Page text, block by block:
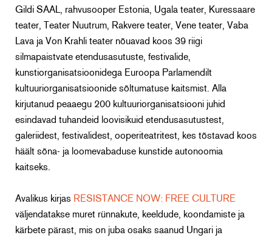
Gildi SAAL, rahvusooper Estonia, Ugala teater, Kuressaare
teater, Teater Nuutrum, Rakvere teater, Vene teater, Vaba
Lava ja Von Krahli teater nõuavad koos 39 riigi
silmapaistvate etendusasutuste, festivalide,
kunstiorganisatsioonidega Euroopa Parlamendilt
kultuuriorganisatsioonide sõltumatuse kaitsmist. Alla
kirjutanud peaaegu 200 kultuuriorganisatsiooni juhid
esindavad tuhandeid loovisikuid etendusasutustest,
galeriidest, festivalidest, ooperiteatritest, kes tõstavad koos
häält sõna- ja loomevabaduse kunstide autonoomia
kaitseks.
Avalikus kirjas RESISTANCE NOW: FREE CULTURE
väljendatakse muret rünnakute, keeldude, koondamiste ja
kärbete pärast, mis on juba osaks saanud Ungari ja